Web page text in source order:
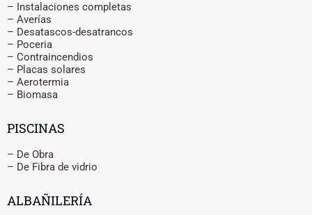
– Instalaciones completas
– Averías
– Desatascos-desatrancos
– Poceria
– Contraincendios
– Placas solares
– Aerotermia
– Biomasa
PISCINAS
– De Obra
– De Fibra de vidrio
ALBAÑILERÍA